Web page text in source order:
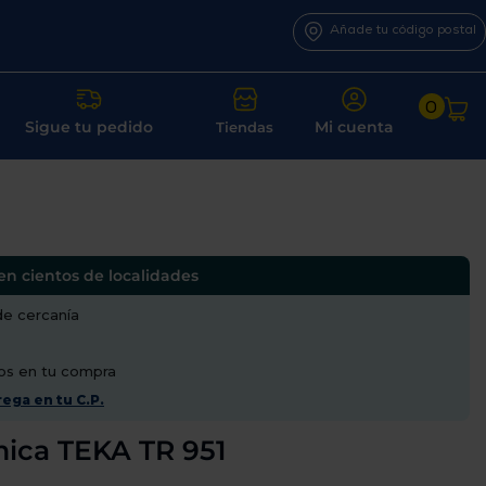
Añade tu código postal
Sigue tu pedido Tiendas Mi cuenta
0
cientos de localidades
cercanía
en tu compra
en tu C.P.
TEKA TR 951